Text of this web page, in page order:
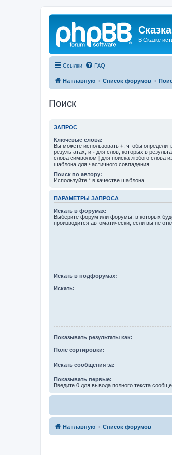
В Сказке
Ссылки FAQ
На главную Список форумов
Поиск
ЗАПРОС
Ключевые слова:
Вы можете использовать + , чтобы
результатах, и - для слов, которых в
слова символом | для поиска любого слова
шаблона для частичного совпадения.
Поиск по автору:
Используйте * в качестве шаблона.
ПАРАМЕТРЫ ЗАПРОСА
Искать в форумах:
Выберите форум или форумы, в которых
производится автоматически, если вы не
Искать в подфорумах:
Искать:
Показывать результаты как:
Поле сортировки:
Искать сообщения за:
Показывать первые:
Введите 0 для вывода полного текста
На главную Список форумов